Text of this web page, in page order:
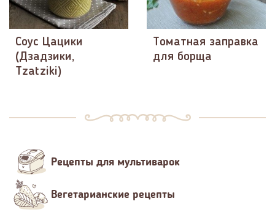
Соус Цацики
(Дзадзики,
Tzatziki)
Томатная заправка
для борща
Рецепты для мультиварок
Вегетарианские рецепты